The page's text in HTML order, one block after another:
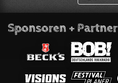
Sponsoren + Partner